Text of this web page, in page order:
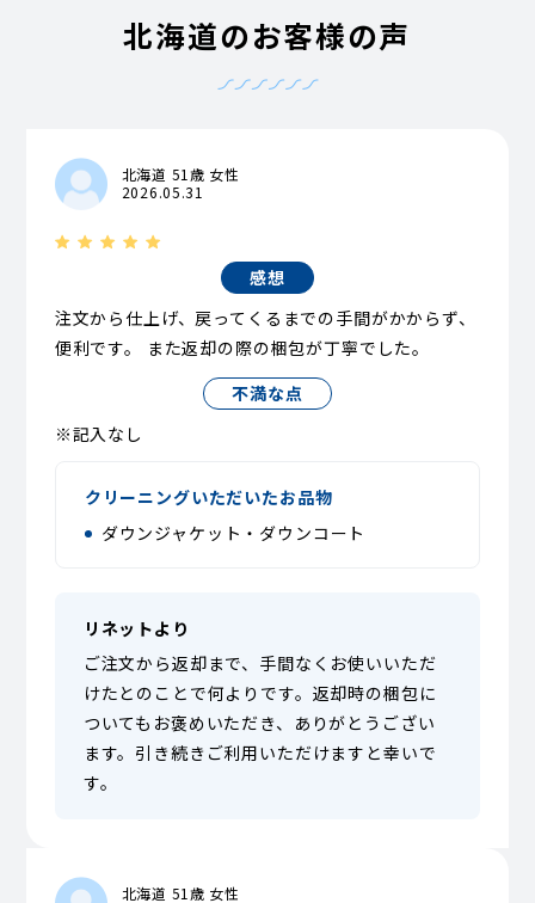
北海道のお客様の声
北海道 51歳 女性
2026.05.31
感想
注文から仕上げ、戻ってくるまでの手間がかからず、
便利です。 また返却の際の梱包が丁寧でした。
不満な点
※記入なし
クリーニングいただいたお品物
ダウンジャケット・ダウンコート
リネットより
ご注文から返却まで、手間なくお使いいただ
けたとのことで何よりです。返却時の梱包に
ついてもお褒めいただき、ありがとうござい
ます。引き続きご利用いただけますと幸いで
す。
北海道 51歳 女性